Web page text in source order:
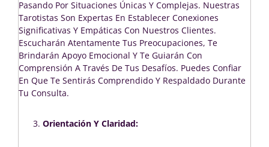
Pasando Por Situaciones Únicas Y Complejas. Nuestras
Tarotistas Son Expertas En Establecer Conexiones
Significativas Y Empáticas Con Nuestros Clientes.
Escucharán Atentamente Tus Preocupaciones, Te
Brindarán Apoyo Emocional Y Te Guiarán Con
Comprensión A Través De Tus Desafíos. Puedes Confiar
En Que Te Sentirás Comprendido Y Respaldado Durante
Tu Consulta.
Orientación Y Claridad: